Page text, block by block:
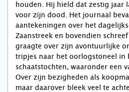
houden. Hij hield dat zestig jaar
voor zijn dood. Het journaal
aantekeningen over het
Zaanstreek en bovendien
graagte over zijn avontuurlijke
tripjes naar het oorlogstoneel in
schaatstochten, waaronder een
Over zijn bezigheden als
maar daarover bleek veel te